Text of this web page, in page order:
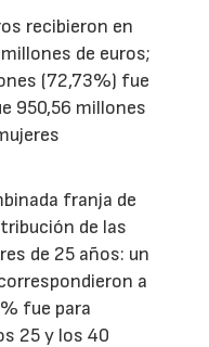
recibieron en
de euros;
(72,73%) fue
950,56 millones
franja de
de las
de 25 años: un
a
fue para
25 y los 40